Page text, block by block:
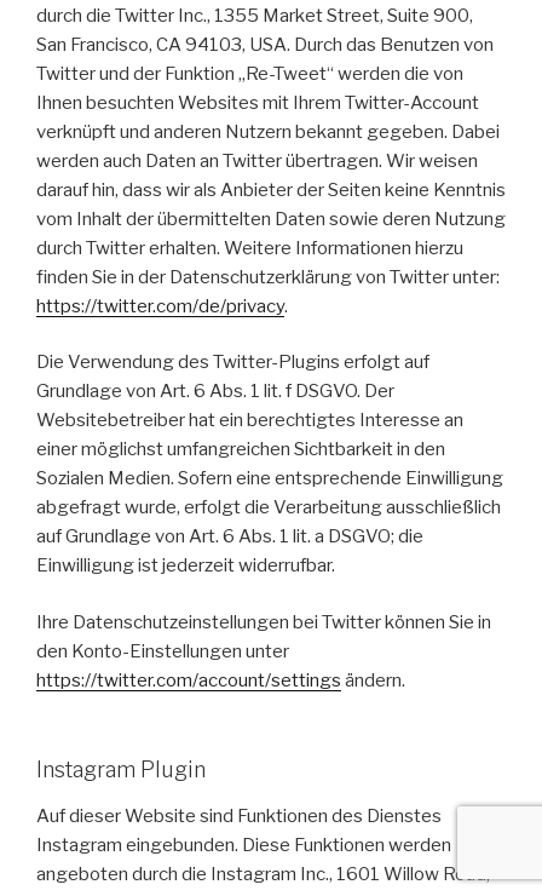
durch die Twitter Inc., 1355 Market Street, Suite 900,
San Francisco, CA 94103, USA. Durch das Benutzen von
Twitter und der Funktion „Re-Tweet“ werden die von
Ihnen besuchten Websites mit Ihrem Twitter-Account
verknüpft und anderen Nutzern bekannt gegeben. Dabei
werden auch Daten an Twitter übertragen. Wir weisen
darauf hin, dass wir als Anbieter der Seiten keine Kenntnis
vom Inhalt der übermittelten Daten sowie deren Nutzung
durch Twitter erhalten. Weitere Informationen hierzu
finden Sie in der Datenschutzerklärung von Twitter unter:
https://twitter.com/de/privacy.
Die Verwendung des Twitter-Plugins erfolgt auf
Grundlage von Art. 6 Abs. 1 lit. f DSGVO. Der
Websitebetreiber hat ein berechtigtes Interesse an
einer möglichst umfangreichen Sichtbarkeit in den
Sozialen Medien. Sofern eine entsprechende Einwilligung
abgefragt wurde, erfolgt die Verarbeitung ausschließlich
auf Grundlage von Art. 6 Abs. 1 lit. a DSGVO; die
Einwilligung ist jederzeit widerrufbar.
Ihre Datenschutzeinstellungen bei Twitter können Sie in
den Konto-Einstellungen unter
https://twitter.com/account/settings ändern.
Instagram Plugin
Auf dieser Website sind Funktionen des Dienstes
Instagram eingebunden. Diese Funktionen werden
angeboten durch die Instagram Inc., 1601 Willow Road,